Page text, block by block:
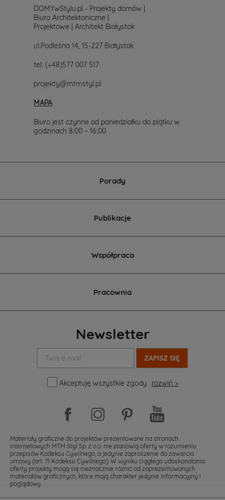
DOMYwStylu.pl - Projekty domów |
Biuro Architektoniczne |
Projektowe | Architekt Białystok
ul.Podleśna 14, 15-227 Białystok
tel: (+48)577 007 517
projekty@mtmstyl.pl
MAPA
Biuro jest czynne od poniedziałku do piątku w
godzinach 8:00 – 16:00
Porady
Publikacje
Współpraca
Pracownia
Newsletter
mail:
Akceptuję wszystkie zgody
rozwiń >
Materiały graficzne do projektów prezentowane na stronach
internetowych MTM Styl Sp. z o.o. nie stanowią oferty w rozumieniu
przepisów Kodeksu Cywilnego, a jedynie zaproszenie do zawarcia
umowy (art. 71 Kodeksu Cywilnego). W wyniku ciągłego udoskonalania
oferty projekty mogą się nieznacznie różnić od zaprezentowanych
materiałów graficznych, które mają charakter jedynie informacyjny i
poglądowy.